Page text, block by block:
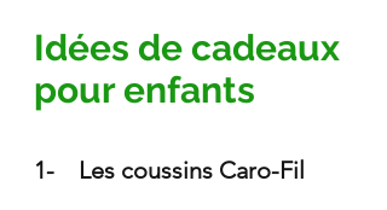
Idées de cadeaux
pour enfants
1-    Les coussins Caro-Fil